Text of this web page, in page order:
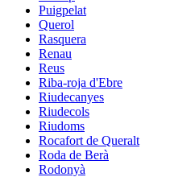
Puigpelat
Querol
Rasquera
Renau
Reus
Riba-roja d'Ebre
Riudecanyes
Riudecols
Riudoms
Rocafort de Queralt
Roda de Berà
Rodonyà